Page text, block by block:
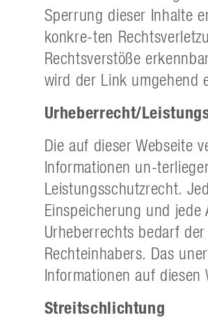
Sperrung dieser Inhalte
konkre-ten
Rechtsverstöße
wird der Link umgehend
Urheberrecht/
Die auf dieser Webseite
Informationen un-
Leistungsschutzrecht.
Einspeicherung und
Urheberrechts bedarf
Rechteinhabers. Das
Informationen auf
Streitschlichtung